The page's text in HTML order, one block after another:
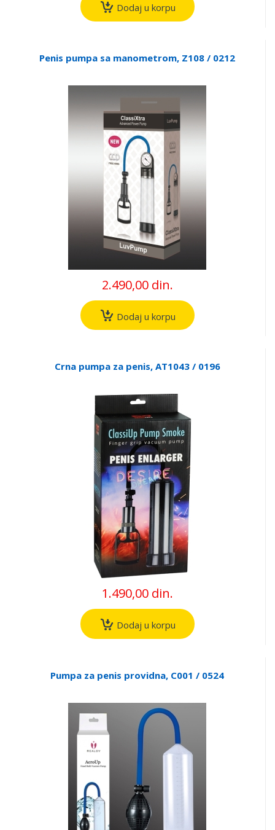
Dodaj u korpu
Penis pumpa sa manometrom, Z108 / 0212
2.490,00 din.
Dodaj u korpu
Crna pumpa za penis, AT1043 / 0196
1.490,00 din.
Dodaj u korpu
Pumpa za penis providna, C001 / 0524